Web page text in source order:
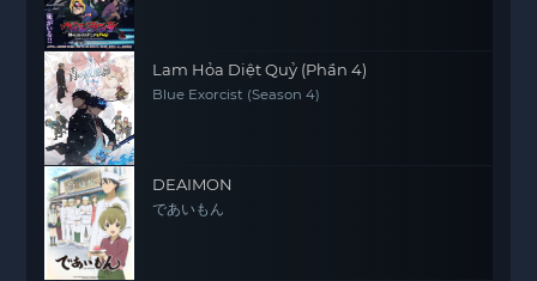
Lam Hỏa Diệt Quỷ (Phần 4)
Blue Exorcist (Season 4)
DEAIMON
であいもん